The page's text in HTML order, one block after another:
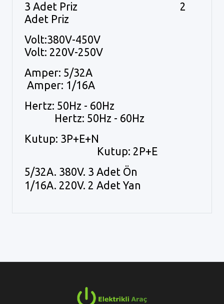
3 Adet Priz 2
Adet Priz
Volt:380V-450V
Volt: 220V-250V
Amper: 5/32A
Amper: 1/16A
Hertz: 50Hz - 60Hz
Hertz: 50Hz - 60Hz
Kutup: 3P+E+N
Kutup: 2P+E
5/32A. 380V. 3 Adet Ön
1/16A. 220V. 2 Adet Yan